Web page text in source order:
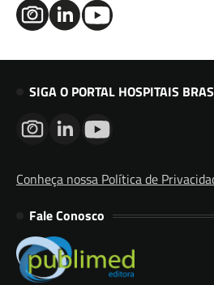
SIGA O PORTAL HOSPITAIS
Conheça nossa Política de
Fale Conosco